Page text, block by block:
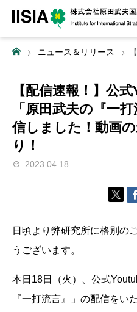
ニュース＆リリース
【配信速報！】公
「原田武夫の『一
信しました！動画
り！
2023.04.18
日頃より弊研究所に格別の
うございます。
本日18日（火）、公式
『一打流言』」の配信をい